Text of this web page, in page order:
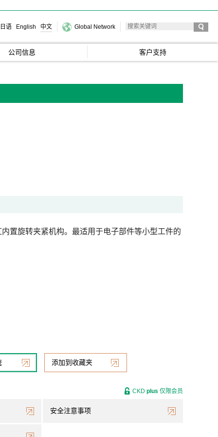
日语 English 中文 Global Network
公司信息 客户支持
置旋转夹紧机构。最适用于电子部件等小型工件的
添加到收藏夹
安全注意事项
CKD plus 仅限会员